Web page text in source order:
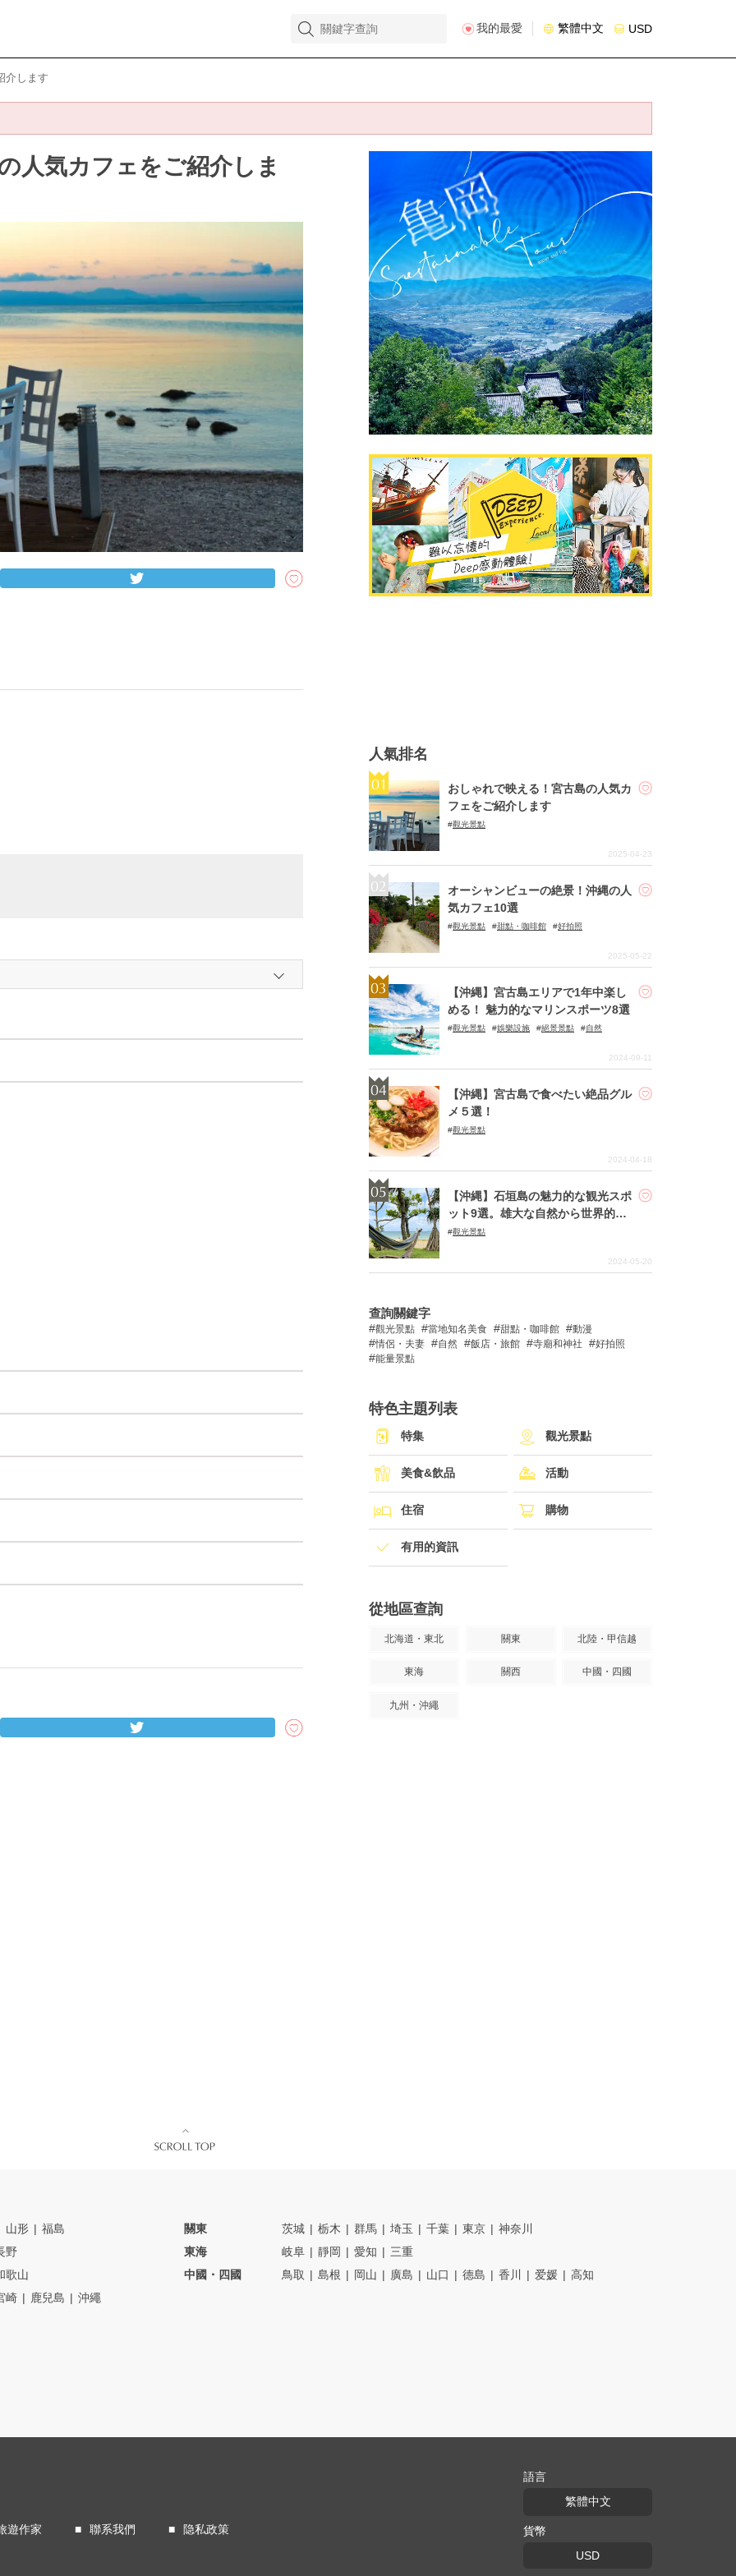
我的最愛 繁體中文 USD
介します
人気カフェをご紹介しま
人氣排名
おしゃれで映える！宮古島の人気カ
フェをご紹介します
觀光景點
2025-04-23
オーシャンビューの絶景！沖縄の人
気カフェ10選
觀光景點 甜點・咖啡館 好拍照
2025-05-22
【沖縄】宮古島エリアで1年中楽し
める！ 魅力的なマリンスポーツ8選
觀光景點 娛樂設施 絕景景點 自然
2024-09-11
【沖縄】宮古島で食べたい絶品グル
メ５選！
觀光景點
2024-04-18
【沖縄】石垣島の魅力的な観光スポ
ット9選。雄大な自然から世界的に
希少な生物も
觀光景點
2024-05-20
查詢關鍵字
觀光景點 當地知名美食 甜點・咖啡館
動漫
情侶・夫妻
自然 飯店・旅館 寺廟和神社
好拍照
能量景點
特色主題列表
特集 觀光景點
美食&飲品 活動
住宿 購物
有用的資訊
從地區查詢
北海道・東北 關東 北陸・甲信越
東海 關西 中國・四國
九州・沖繩
山形 福島 關東 茨城 栃木 群馬 埼玉 千葉 東京
神奈川
野
東海 岐阜 靜岡 愛知
三重
歌山
中國・四國 鳥取 島根 岡山 廣島 山口 德島 香川 爱媛
高知
崎
鹿兒島 沖繩
遊作家 聯系我們 隐私政策
語言
繁體中文
貨幣
USD